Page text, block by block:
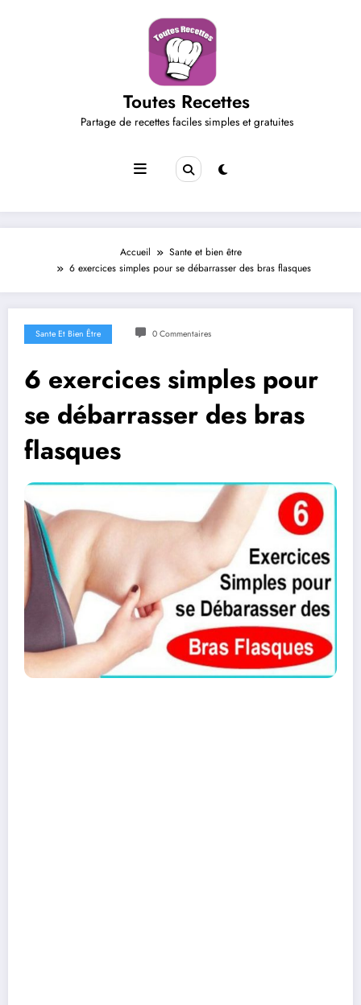
Toutes Recettes
Partage de recettes faciles simples et gratuites
Accueil
Sante et bien être
6 exercices simples pour se débarrasser des bras flasques
Sante Et Bien Être 0 Commentaires
6 exercices simples pour
se débarrasser des bras
flasques